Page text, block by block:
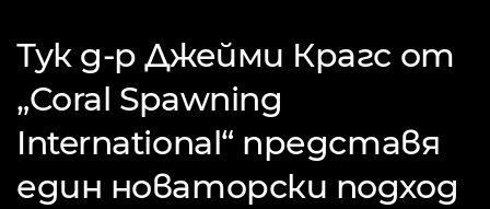
Тук д-р Джейми Крагс от
„Coral Spawning
International“ представя
един новаторски подход